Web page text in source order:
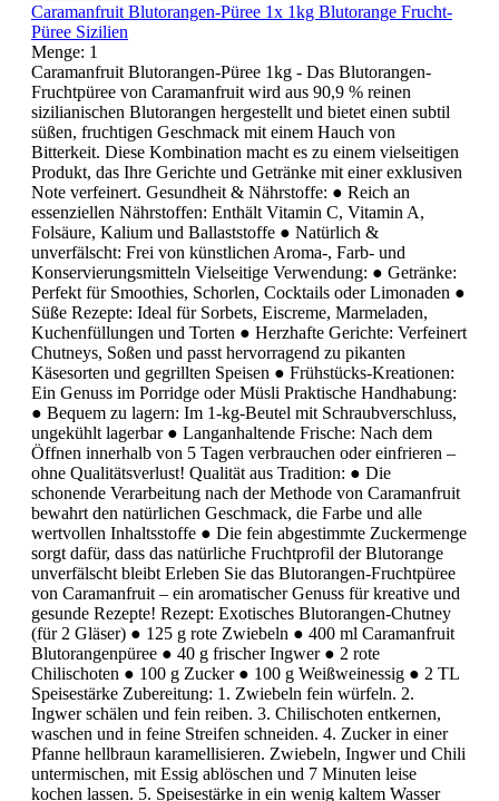
Caramanfruit Blutorangen-Püree 1x 1kg Blutorange Frucht-
Püree Sizilien
Menge: 1
Caramanfruit Blutorangen-Püree 1kg - Das Blutorangen-
Fruchtpüree von Caramanfruit wird aus 90,9 % reinen
sizilianischen Blutorangen hergestellt und bietet einen subtil
süßen, fruchtigen Geschmack mit einem Hauch von
Bitterkeit. Diese Kombination macht es zu einem vielseitigen
Produkt, das Ihre Gerichte und Getränke mit einer exklusiven
Note verfeinert. Gesundheit & Nährstoffe: ● Reich an
essenziellen Nährstoffen: Enthält Vitamin C, Vitamin A,
Folsäure, Kalium und Ballaststoffe ● Natürlich &
unverfälscht: Frei von künstlichen Aroma-, Farb- und
Konservierungsmitteln Vielseitige Verwendung: ● Getränke:
Perfekt für Smoothies, Schorlen, Cocktails oder Limonaden ●
Süße Rezepte: Ideal für Sorbets, Eiscreme, Marmeladen,
Kuchenfüllungen und Torten ● Herzhafte Gerichte: Verfeinert
Chutneys, Soßen und passt hervorragend zu pikanten
Käsesorten und gegrillten Speisen ● Frühstücks-Kreationen:
Ein Genuss im Porridge oder Müsli Praktische Handhabung:
● Bequem zu lagern: Im 1-kg-Beutel mit Schraubverschluss,
ungekühlt lagerbar ● Langanhaltende Frische: Nach dem
Öffnen innerhalb von 5 Tagen verbrauchen oder einfrieren –
ohne Qualitätsverlust! Qualität aus Tradition: ● Die
schonende Verarbeitung nach der Methode von Caramanfruit
bewahrt den natürlichen Geschmack, die Farbe und alle
wertvollen Inhaltsstoffe ● Die fein abgestimmte Zuckermenge
sorgt dafür, dass das natürliche Fruchtprofil der Blutorange
unverfälscht bleibt Erleben Sie das Blutorangen-Fruchtpüree
von Caramanfruit – ein aromatischer Genuss für kreative und
gesunde Rezepte! Rezept: Exotisches Blutorangen-Chutney
(für 2 Gläser) ● 125 g rote Zwiebeln ● 400 ml Caramanfruit
Blutorangenpüree ● 40 g frischer Ingwer ● 2 rote
Chilischoten ● 100 g Zucker ● 100 g Weißweinessig ● 2 TL
Speisestärke Zubereitung: 1. Zwiebeln fein würfeln. 2.
Ingwer schälen und fein reiben. 3. Chilischoten entkernen,
waschen und in feine Streifen schneiden. 4. Zucker in einer
Pfanne hellbraun karamellisieren. Zwiebeln, Ingwer und Chili
untermischen, mit Essig ablöschen und 7 Minuten leise
kochen lassen. 5. Speisestärke in ein wenig kaltem Wasser